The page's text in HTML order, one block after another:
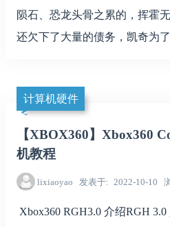
陨石、恐龙头骨之累的，挥霍
还欠下了大量的债务，凯奇为
计算机硬件
【XBOX360】Xbox360
机教程
lixiaoyao 发表于 2022-10-10
Xbox360 RGH3.0 介绍RGH